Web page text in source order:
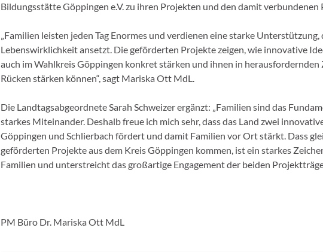
Bildungsstätte Göppingen e.V. zu ihren Projekten und den damit verbundenen
„Familien leisten jeden Tag Enormes und verdienen eine starke Unterstützung,
Lebenswirklichkeit ansetzt. Die geförderten Projekte zeigen, wie innovative
auch im Wahlkreis Göppingen konkret stärken und ihnen in herausfordernden
Rücken stärken können“, sagt Mariska Ott MdL.
Die Landtagsabgeordnete Sarah Schweizer ergänzt: „Familien sind das
starkes Miteinander. Deshalb freue ich mich sehr, dass das Land zwei
Göppingen und Schlierbach fördert und damit Familien vor Ort stärkt. Dass
geförderten Projekte aus dem Kreis Göppingen kommen, ist ein starkes
Familien und unterstreicht das großartige Engagement der beiden
PM Büro Dr. Mariska Ott MdL